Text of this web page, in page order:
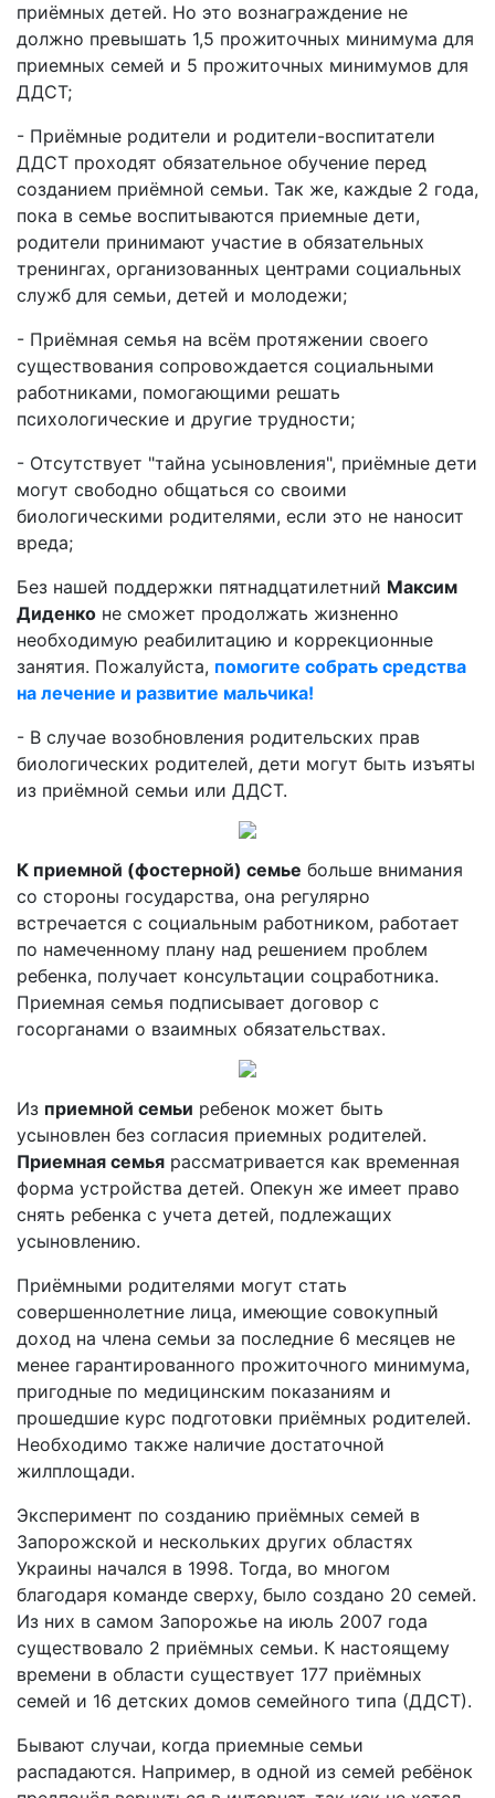
приёмных детей. Но это вознаграждение не
должно превышать 1,5 прожиточных минимума для
приемных семей и 5 прожиточных минимумов для
ДДСТ;
- Приёмные родители и родители-воспитатели
ДДСТ проходят обязательное обучение перед
созданием приёмной семьи. Так же, каждые 2 года,
пока в семье воспитываются приемные дети,
родители принимают участие в обязательных
тренингах, организованных центрами социальных
служб для семьи, детей и молодежи;
- Приёмная семья на всём протяжении своего
существования сопровождается социальными
работниками, помогающими решать
психологические и другие трудности;
- Отсутствует "тайна усыновления", приёмные дети
могут свободно общаться со своими
биологическими родителями, если это не наносит
вреда;
Без нашей поддержки пятнадцатилетний Максим
Диденко не сможет продолжать жизненно
необходимую реабилитацию и коррекционные
занятия. Пожалуйста, помогите собрать средства
на лечение и развитие мальчика!
- В случае возобновления родительских прав
биологических родителей, дети могут быть изъяты
из приёмной семьи или ДДСТ.
К приемной (фостерной) семье больше внимания
со стороны государства, она регулярно
встречается с социальным работником, работает
по намеченному плану над решением проблем
ребенка, получает консультации соцработника.
Приемная семья подписывает договор с
госорганами о взаимных обязательствах.
Из приемной семьи ребенок может быть
усыновлен без согласия приемных родителей.
Приемная семья рассматривается как временная
форма устройства детей. Опекун же имеет право
снять ребенка с учета детей, подлежащих
усыновлению.
Приёмными родителями могут стать
совершеннолетние лица, имеющие совокупный
доход на члена семьи за последние 6 месяцев не
менее гарантированного прожиточного минимума,
пригодные по медицинским показаниям и
прошедшие курс подготовки приёмных родителей.
Необходимо также наличие достаточной
жилплощади.
Эксперимент по созданию приёмных семей в
Запорожской и нескольких других областях
Украины начался в 1998. Тогда, во многом
благодаря команде сверху, было создано 20 семей.
Из них в самом Запорожье на июль 2007 года
существовало 2 приёмных семьи. К настоящему
времени в области существует 177 приёмных
семей и 16 детских домов семейного типа (ДДСТ).
Бывают случаи, когда приемные семьи
распадаются. Например, в одной из семей ребёнок